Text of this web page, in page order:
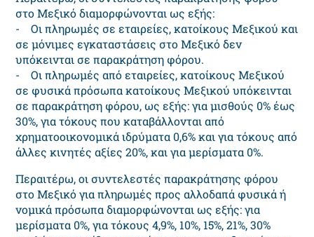
στο Μεξικό διαμορφώνονται ως εξής:
- Οι πληρωμές σε εταιρείες, κατοίκους Μεξικού και
σε μόνιμες εγκαταστάσεις στο Μεξικό δεν
υπόκεινται σε παρακράτηση φόρου.
- Οι πληρωμές από εταιρείες, κατοίκους Μεξικού
σε φυσικά πρόσωπα κατοίκους Μεξικού υπόκεινται
σε παρακράτηση φόρου, ως εξής: για μισθούς 0% έως
30%, για τόκους που καταβάλλονται από
χρηματοοικονομικά ιδρύματα 0,6% και για τόκους από
άλλες κινητές αξίες 20%, και για μερίσματα 0%.
Περαιτέρω, οι συντελεστές παρακράτησης φόρου
στο Μεξικό για πληρωμές προς αλλοδαπά φυσικά ή
νομικά πρόσωπα διαμορφώνονται ως εξής: για
μερίσματα 0%, για τόκους 4,9%, 10%, 15%, 21%, 30%